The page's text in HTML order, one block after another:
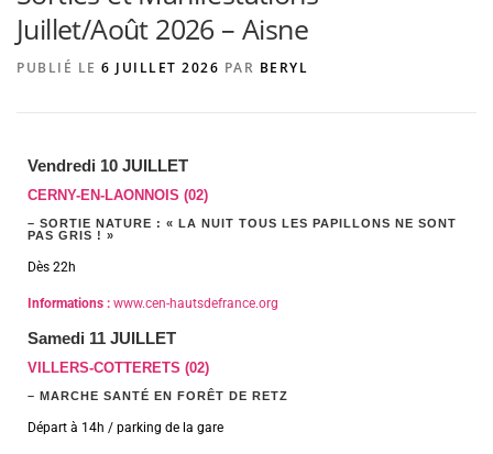
AGENCE DE PUBLICITÉ
Juillet/Août 2026 – Aisne
PUBLIÉ LE 6 JUILLET 2026 PAR BERYL
Vendredi 10 JUILLET
CERNY-EN-LAONNOIS (02)
– SORTIE NATURE : « LA NUIT TOUS LES PAPILLONS NE SONT
PAS GRIS ! »
Dès 22h
Informations : www.cen-hautsdefrance.org
Samedi 11 JUILLET
VILLERS-COTTERETS (02)
– MARCHE SANTÉ EN FORÊT DE RETZ
Départ à 14h / parking de la gare